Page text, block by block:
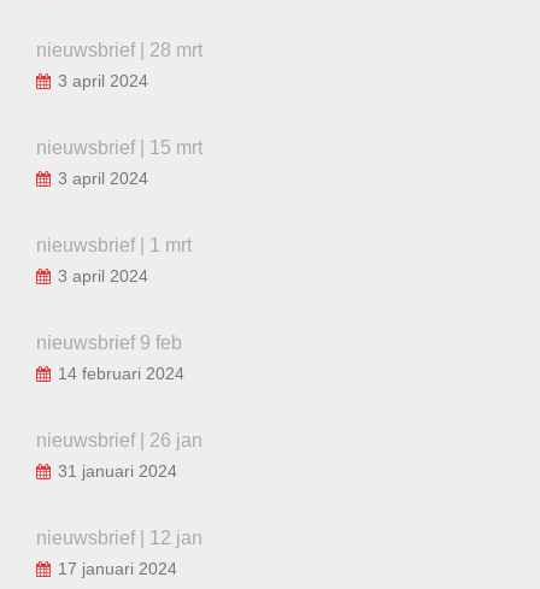
nieuwsbrief | 28 mrt
3 april 2024
nieuwsbrief | 15 mrt
3 april 2024
nieuwsbrief | 1 mrt
3 april 2024
nieuwsbrief 9 feb
14 februari 2024
nieuwsbrief | 26 jan
31 januari 2024
nieuwsbrief | 12 jan
17 januari 2024